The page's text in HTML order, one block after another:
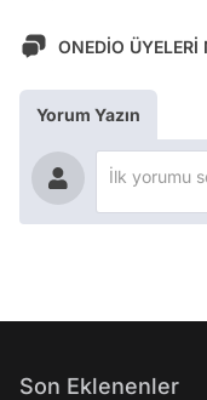
ONEDİO ÜYELERİ
Yorum Yazın
Son Eklenenler